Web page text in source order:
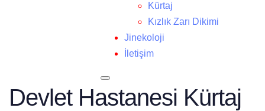
Kürtaj
Kızlık Zarı Dikimi
Jinekoloji
İletişim
Devlet Hastanesi Kürtaj